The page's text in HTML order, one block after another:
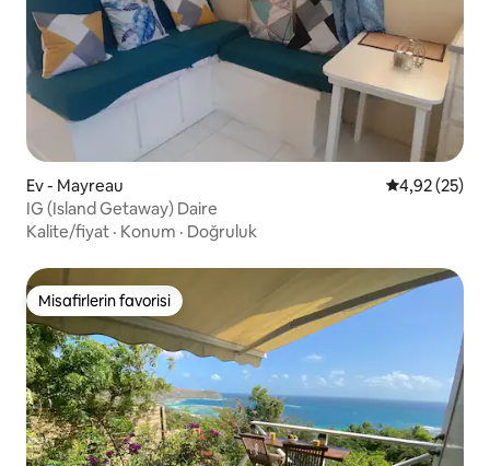
Ev - Mayreau 5 üzerinden
4,92 (25)
IG (Island Getaway) Daire
Kalite/fiyat · Konum · Doğruluk
Misafirlerin favorisi
Misafirlerin favorisi